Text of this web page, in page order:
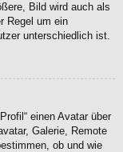
Bild wird auch als
Regel um ein
unterschiedlich ist.
einen Avatar über
Galerie, Remote
ob und wie